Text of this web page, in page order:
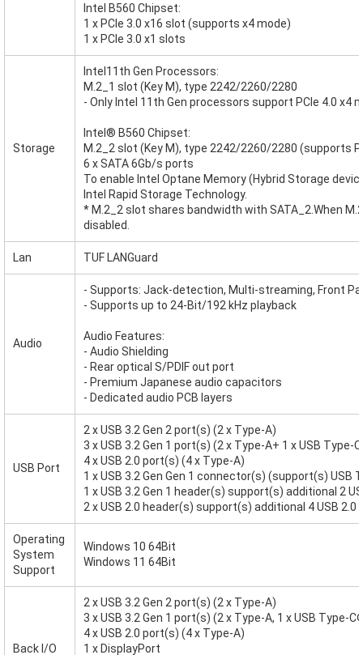
Intel B560 Chipset:
1 x PCIe 3.0 x16 slot (supports x4 mode)
1 x PCIe 3.0 x1 slots
Storage
Intel11th Gen Processors:
M.2_1 slot (Key M), type 2242/2260/2280
- Only Intel 11th Gen processors support PCIe 4.0 x4
Intel® B560 Chipset:
M.2_2 slot (Key M), type 2242/2260/2280 (supports
6 x SATA 6Gb/s ports
To enable Intel Optane Memory (Hybrid Storage
Intel Rapid Storage Technology.
* M.2_2 slot shares bandwidth with SATA_2.When
disabled.
Lan TUF LANGuard
Audio
- Supports: Jack-detection, Multi-streaming, Front
- Supports up to 24-Bit/192 kHz playback
Audio Features:
- Audio Shielding
- Rear optical S/PDIF out port
- Premium Japanese audio capacitors
- Dedicated audio PCB layers
USB Port
2 x USB 3.2 Gen 2 port(s) (2 x Type-A)
3 x USB 3.2 Gen 1 port(s) (2 x Type-A+ 1 x USB Type-
4 x USB 2.0 port(s) (4 x Type-A)
1 x USB 3.2 Gen Gen 1 connector(s) (support(s) USB
1 x USB 3.2 Gen 1 header(s) support(s) additional 2
2 x USB 2.0 header(s) support(s) additional 4 USB 2.0
Operating
System
Support
Windows 10 64Bit
Windows 11 64Bit
Back I/O
2 x USB 3.2 Gen 2 port(s) (2 x Type-A)
3 x USB 3.2 Gen 1 port(s) (2 x Type-A, 1 x USB Type-
4 x USB 2.0 port(s) (4 x Type-A)
1 x DisplayPort